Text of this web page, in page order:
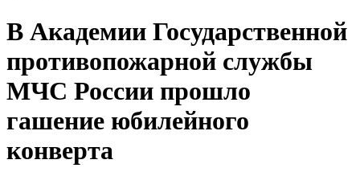
В Академии Государственной
противопожарной службы
МЧС России прошло
гашение юбилейного
конверта